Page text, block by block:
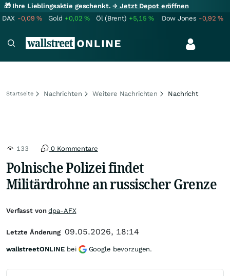
🎁 Ihre Lieblingsaktie geschenkt.→ Jetzt Depot eröffnen
DAX -0,09% Gold +0,02% Öl (Brent) +5,15% Dow Jones -0,92%
Startseite Nachrichten Weitere Nachrichten Nachricht
133 0 Kommentare
Polnische Polizei findet
Militärdrohne an russischer Grenze
Verfasst vondpa-AFX
Letzte Änderung 09.05.2026, 18:14
wallstreetONLINE bei Google bevorzugen.